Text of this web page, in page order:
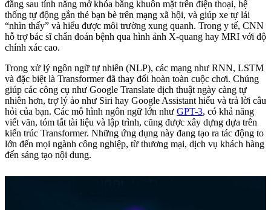
đằng sau tính năng mở khóa bằng khuôn mặt trên điện thoại, hệ
thống tự động gắn thẻ bạn bè trên mạng xã hội, và giúp xe tự lái
“nhìn thấy” và hiểu được môi trường xung quanh. Trong y tế, CNN
hỗ trợ bác sĩ chẩn đoán bệnh qua hình ảnh X-quang hay MRI với độ
chính xác cao.
Trong xử lý ngôn ngữ tự nhiên (NLP), các mạng như RNN, LSTM
và đặc biệt là Transformer đã thay đổi hoàn toàn cuộc chơi. Chúng
giúp các công cụ như Google Translate dịch thuật ngày càng tự
nhiên hơn, trợ lý ảo như Siri hay Google Assistant hiểu và trả lời câu
hỏi của bạn. Các mô hình ngôn ngữ lớn như GPT-3, có khả năng
viết văn, tóm tắt tài liệu và lập trình, cũng được xây dựng dựa trên
kiến trúc Transformer. Những ứng dụng này đang tạo ra tác động to
lớn đến mọi ngành công nghiệp, từ thương mại, dịch vụ khách hàng
đến sáng tạo nội dung.